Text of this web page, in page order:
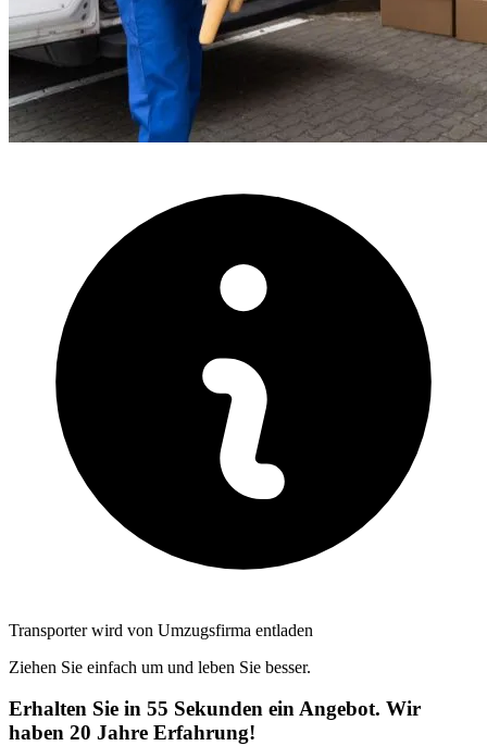
Transporter wird von Umzugsfirma entladen
Ziehen Sie einfach um und leben Sie besser.
Erhalten Sie in 55 Sekunden ein Angebot. Wir
haben 20 Jahre Erfahrung!